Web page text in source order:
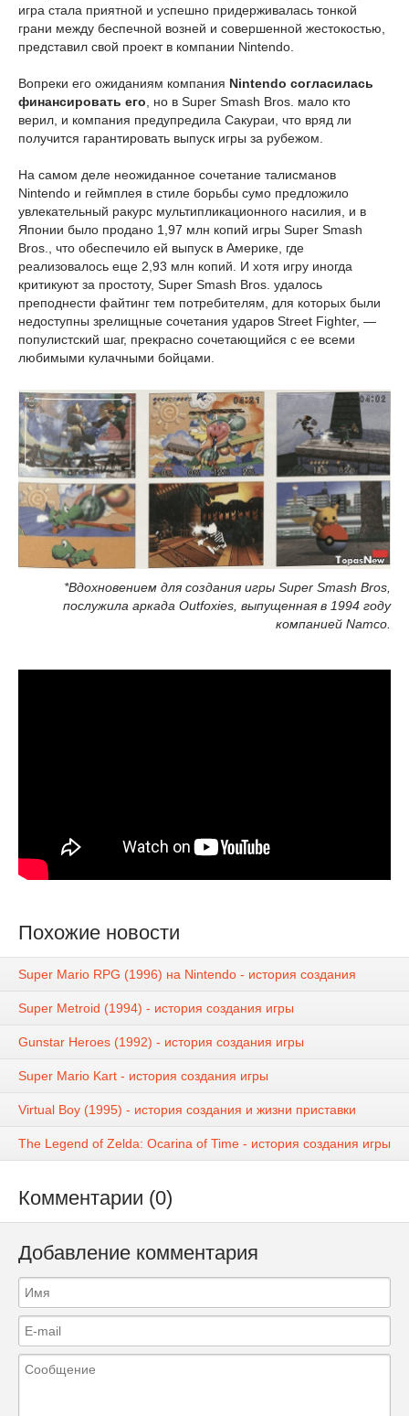
игра стала приятной и успешно придерживалась тонкой
грани между беспечной возней и совершенной жестокостью,
представил свой проект в компании Nintendo.
Вопреки его ожиданиям компания Nintendo согласилась
финансировать его , но в Super Smash Bros. мало кто
верил, и компания предупредила Сакураи, что вряд ли
получится гарантировать выпуск игры за рубежом.
На самом деле неожиданное сочетание талисманов
Nintendo и геймплея в стиле борьбы сумо предложило
увлекательный ракурс мультипликационного насилия, и в
Японии было продано 1,97 млн копий игры Super Smash
Bros., что обеспечило ей выпуск в Америке, где
реализовалось еще 2,93 млн копий. И хотя игру иногда
критикуют за простоту, Super Smash Bros. удалось
преподнести файтинг тем потребителям, для которых были
недоступны зрелищные сочетания ударов Street Fighter, —
популистский шаг, прекрасно сочетающийся с ее всеми
любимыми кулачными бойцами.
*Вдохновением для создания игры Super Smash Bros,
послужила аркада Outfoxies, выпущенная в 1994 году
компанией Namco.
Похожие новости
Super Mario RPG (1996) на Nintendo - история создания
Super Metroid (1994) - история создания игры
Gunstar Heroes (1992) - история создания игры
Super Mario Kart - история создания игры
Virtual Boy (1995) - история создания и жизни приставки
The Legend of Zelda: Ocarina of Time - история создания игры
Комментарии (0)
Добавление комментария